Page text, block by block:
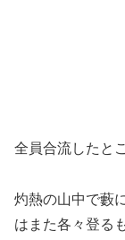
全員合流したと
灼熱の山中で藪
はまた各々登る